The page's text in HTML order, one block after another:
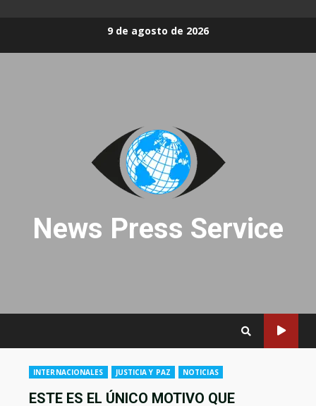
9 de agosto de 2026
News Press Service
INTERNACIONALES JUSTICIA Y PAZ NOTICIAS
ESTE ES EL ÚNICO MOTIVO QUE